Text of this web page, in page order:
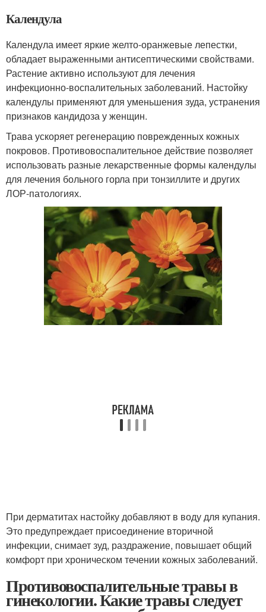
Календула
Календула имеет яркие желто-оранжевые лепестки,
обладает выраженными антисептическими свойствами.
Растение активно используют для лечения
инфекционно-воспалительных заболеваний. Настойку
календулы применяют для уменьшения зуда, устранения
признаков кандидоза у женщин.
Трава ускоряет регенерацию поврежденных кожных
покровов. Противовоспалительное действие позволяет
использовать разные лекарственные формы календулы
для лечения больного горла при тонзиллите и других
ЛОР-патологиях.
При дерматитах настойку добавляют в воду для купания.
Это предупреждает присоединение вторичной
инфекции, снимает зуд, раздражение, повышает общий
комфорт при хроническом течении кожных заболеваний.
Противовоспалительные травы в
гинекологии. Какие травы следует